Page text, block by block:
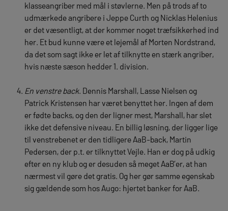
klasseangriber med mål i støvlerne. Men på trods af to
udmærkede angribere i Jeppe Curth og Nicklas Helenius
er det væsentligt, at der kommer noget træfsikkerhed ind
her. Et bud kunne være et lejemål af Morten Nordstrand,
da det som sagt ikke er let af tilknytte en stærk angriber,
hvis næste sæson hedder 1. division.
En venstre back. Dennis Marshall, Lasse Nielsen og
Patrick Kristensen har været benyttet her. Ingen af dem
er fødte backs, og den der ligner mest, Marshall, har slet
ikke det defensive niveau. En billig løsning, der ligger lige
til venstrebenet er den tidligere AaB-back, Martin
Pedersen, der p.t. er tilknyttet Vejle. Han er dog på udkig
efter en ny klub og er desuden så meget AaB’er, at han
nærmest vil gøre det gratis. Og her gør samme egenskab
sig gældende som hos Augo: hjertet banker for AaB.